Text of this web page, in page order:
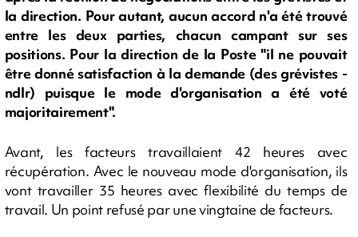
la direction. Pour autant, aucun accord n'a été trouvé
entre les deux parties, chacun campant sur ses
positions. Pour la direction de la Poste "il ne pouvait
être donné satisfaction à la demande (des grévistes -
ndlr) puisque le mode d'organisation a été voté
majoritairement".
Avant, les facteurs travaillaient 42 heures avec
récupération. Avec le nouveau mode d'organisation, ils
vont travailler 35 heures avec flexibilité du temps de
travail. Un point refusé par une vingtaine de facteurs.